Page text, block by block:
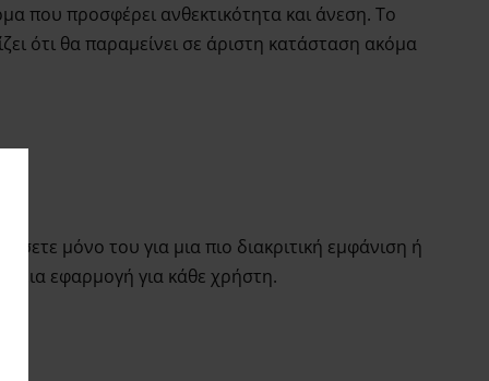
που προσφέρει ανθεκτικότητα και άνεση. Το
ότι θα παραμείνει σε άριστη κατάσταση ακόμα
μόνο του για μια πιο διακριτική εμφάνιση ή
εφαρμογή για κάθε χρήστη.